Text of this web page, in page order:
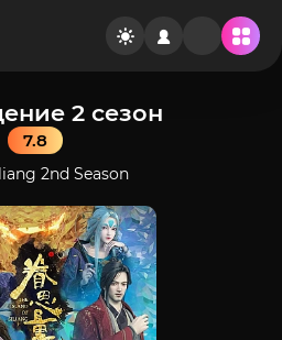
2 сезон
7.8
2nd Season